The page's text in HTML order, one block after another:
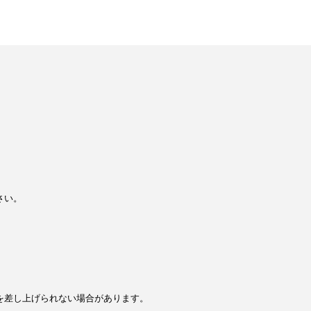
。
し上げられない場合があります。